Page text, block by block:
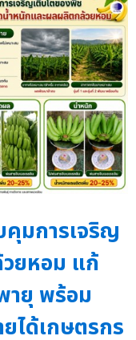
มการเจริญ
ยหอม แก้
ยุ พร้อม
ได้เกษตรกร